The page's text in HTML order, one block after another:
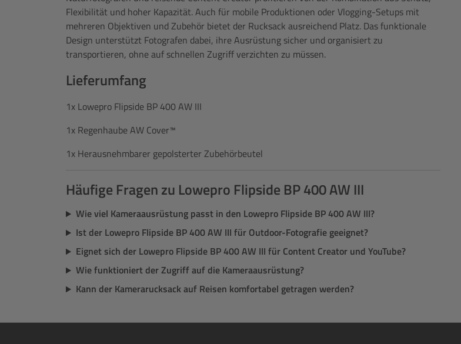
Flexibilität und hoher Kapazität. Auch für mobile Produktionen oder Vlogging-Setups mit
mehreren Objektiven und Zubehör bietet der Rucksack ausreichend Platz. Das funktionale
Design unterstützt Fotografen dabei, ihre Ausrüstung sicher und organisiert zu
transportieren, ohne auf schnellen Zugriff verzichten zu müssen.
Lieferumfang
1x Lowepro Flipside BP 400 AW III
1x Regenhaube AW Cover™
1x Herausnehmbarer gepolsterter Zubehörbeutel
Häufige Fragen zu Lowepro Flipside BP 400 AW III
Wie viel Kameraausrüstung passt in den Lowepro Flipside BP 400 AW III?
Ist der Lowepro Flipside BP 400 AW III für Outdoor-Fotografie geeignet?
Eignet sich der Lowepro Flipside BP 400 AW III für Content Creator und YouTube?
Wie funktioniert der Zugriff auf die Kameraausrüstung?
Kann der Kamerarucksack auf Reisen komfortabel getragen werden?